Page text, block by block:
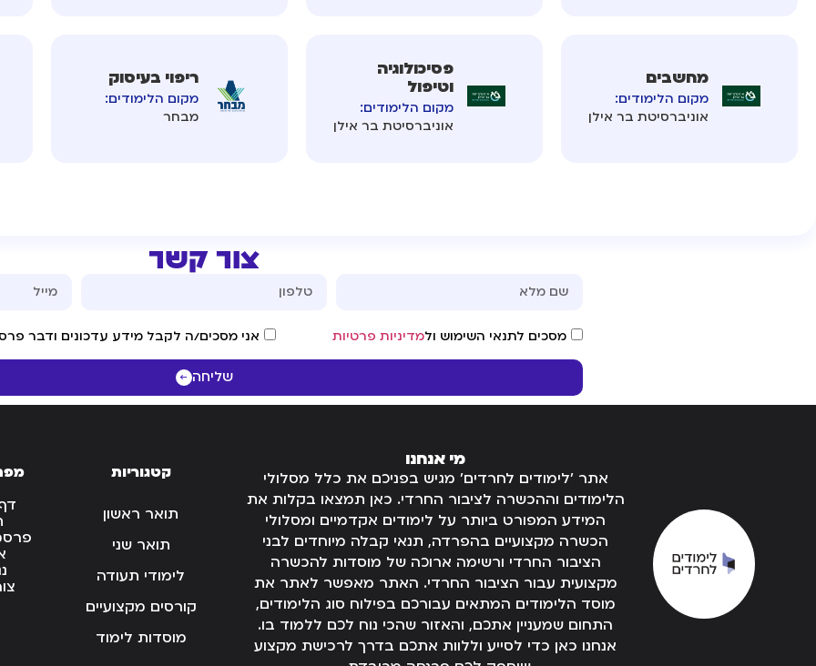
מחשבים
מקום הלימודים:
אוניברסיטת בר אילן
פסיכולוגיה
וטיפול
מקום הלימודים:
אוניברסיטת בר אילן
ריפוי בעיסוק
מקום הלימודים:
מבחר
צור קשר
מסכים לתנאי השימוש ולמדיניות פרטיות אני מסכים/ה לקבל מידע עדכונים ודבר
שליחה
מי אנחנו
אתר 'לימודים לחרדים' מגיש בפניכם את כלל מסלולי
הלימודים וההכשרה לציבור החרדי. כאן תמצאו בקלות את
המידע המפורט ביותר על לימודים אקדמיים ומסלולי
הכשרה מקצועיים בהפרדה, תנאי קבלה מיוחדים לבני
הציבור החרדי ורשימה ארוכה של מוסדות להכשרה
מקצועית עבור הציבור החרדי. האתר מאפשר לאתר את
מוסד הלימודים המתאים עבורכם בפילוח סוג הלימודים,
התחום שמעניין אתכם, והאזור שהכי נוח לכם ללמוד בו.
אנחנו כאן כדי לסייע וללוות אתכם בדרך לרכישת מקצוע
קטגוריות
תואר ראשון
תואר שני
לימודי תעודה
קורסים מקצועיים
מוסדות לימוד